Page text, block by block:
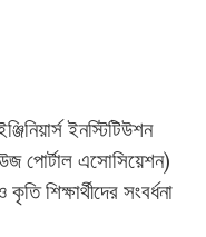
ইনস্টিটিউশন
পোর্টাল এসোসিয়েশন)
শিক্ষার্থীদের সংবর্ধনা